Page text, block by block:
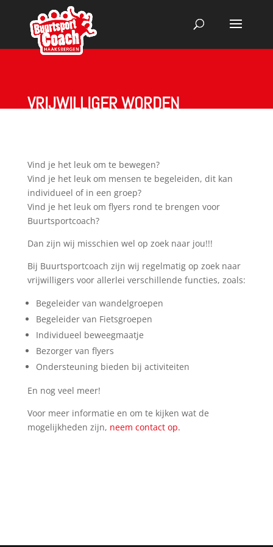
VRIJWILLIGER WORDEN
Vind je het leuk om te bewegen?
Vind je het leuk om mensen te begeleiden, dit kan
individueel of in een groep?
Vind je het leuk om flyers rond te brengen voor
Buurtsportcoach?
Dan zijn wij misschien wel op zoek naar jou!!!
Bij Buurtsportcoach zijn wij regelmatig op zoek naar
vrijwilligers voor allerlei verschillende functies, zoals:
Begeleider van wandelgroepen
Begeleider van Fietsgroepen
Individueel beweegmaatje
Bezorger van flyers
Ondersteuning bieden bij activiteiten
En nog veel meer!
Voor meer informatie en om te kijken wat de
mogelijkheden zijn, neem contact op.